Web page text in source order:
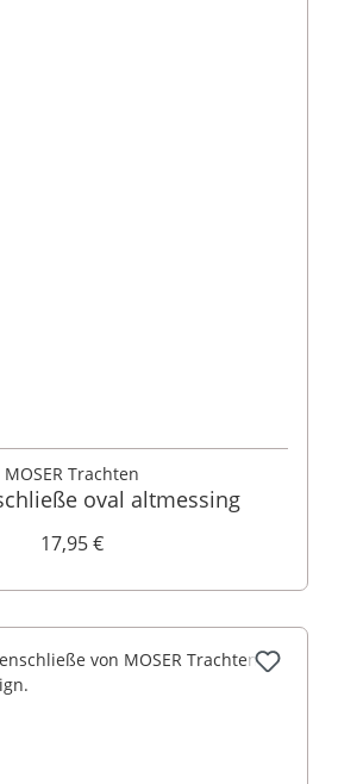
MOSER Trachten
oval altmessing
17,95 €